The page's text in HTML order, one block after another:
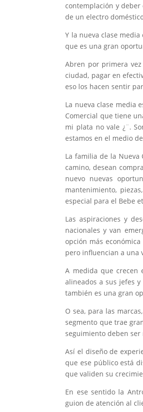
contemplación y
de un electro
Y la nueva clase
que es una gran
Abren por primera
ciudad, pagar en
eso los hacen sentir
La nueva clase media
Comercial que tiene
mi plata no vale ¿¨.
estamos en el medio
La familia de la Nueva
camino, desean
nuevo nuevas
mantenimiento,
especial para el Bebe
Las aspiraciones y
nacionales y van
opción más
pero influencian a una
A medida que crecen
alineados a sus jefes
también es una gran
O sea, para las
segmento que trae
seguimiento deben
Así el diseño de
que ese público está
que validen su
En ese sentido la
guion de atención al